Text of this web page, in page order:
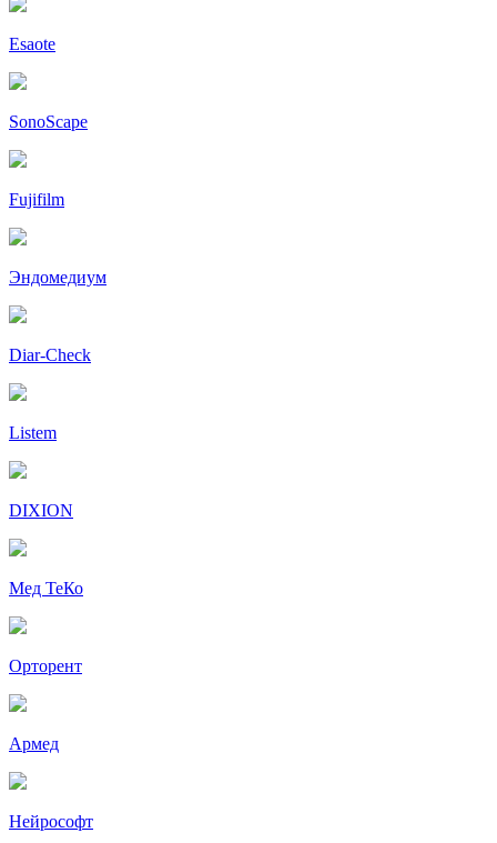
Esaote
SonoScape
Fujifilm
Эндомедиум
Diar-Cheсk
Listem
DIXION
Мед ТеКо
Орторент
Армед
Нейрософт